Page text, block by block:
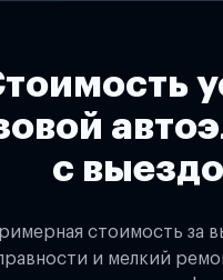
с
стоимость за
и мелкий